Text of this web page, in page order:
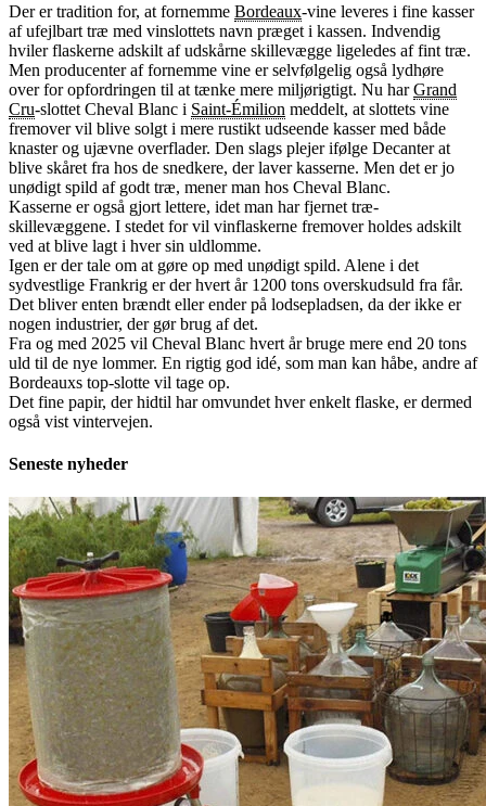
Der er tradition for, at fornemme Bordeaux-vine leveres i fine kasser
af ufejlbart træ med vinslottets navn præget i kassen. Indvendig
hviler flaskerne adskilt af udskårne skillevægge ligeledes af fint træ.
Men producenter af fornemme vine er selvfølgelig også lydhøre
over for opfordringen til at tænke mere miljørigtigt. Nu harGrand
Cru-slottet Cheval Blanc i Saint-Émilion meddelt, at slottets vine
fremover vil blive solgt i mere rustikt udseende kasser med både
knaster og ujævne overflader. Den slags plejer ifølge Decanter at
blive skåret fra hos de snedkere, der laver kasserne. Men det er jo
unødigt spild af godt træ, mener man hos Cheval Blanc.
Kasserne er også gjort lettere, idet man har fjernet træ-
skillevæggene. I stedet for vil vinflaskerne fremover holdes adskilt
ved at blive lagt i hver sin uldlomme.
Igen er der tale om at gøre op med unødigt spild. Alene i det
sydvestlige Frankrig er der hvert år 1200 tons overskudsuld fra får.
Det bliver enten brændt eller ender på lodsepladsen, da der ikke er
nogen industrier, der gør brug af det.
Fra og med 2025 vil Cheval Blanc hvert år bruge mere end 20 tons
uld til de nye lommer. En rigtig god idé, som man kan håbe, andre af
Bordeauxs top-slotte vil tage op.
Det fine papir, der hidtil har omvundet hver enkelt flaske, er dermed
også vist vintervejen.
Seneste nyheder